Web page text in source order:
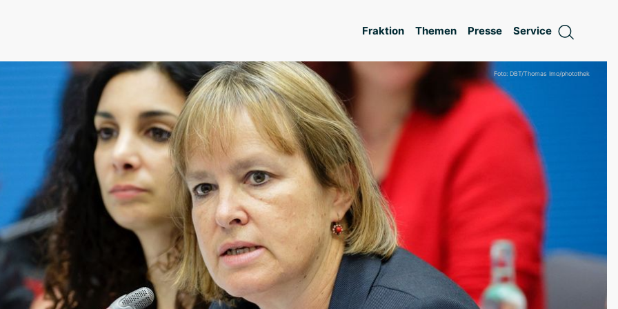
Fraktion Themen Presse Service
Foto: DBT/Thomas Imo/photothek